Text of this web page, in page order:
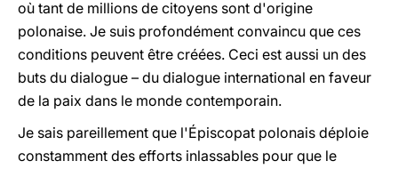
où tant de millions de citoyens sont d'origine
polonaise. Je suis profondément convaincu que ces
conditions peuvent être créées. Ceci est aussi un des
buts du dialogue – du dialogue international en faveur
de la paix dans le monde contemporain.
Je sais pareillement que l'Épiscopat polonais déploie
constamment des efforts inlassables pour que le